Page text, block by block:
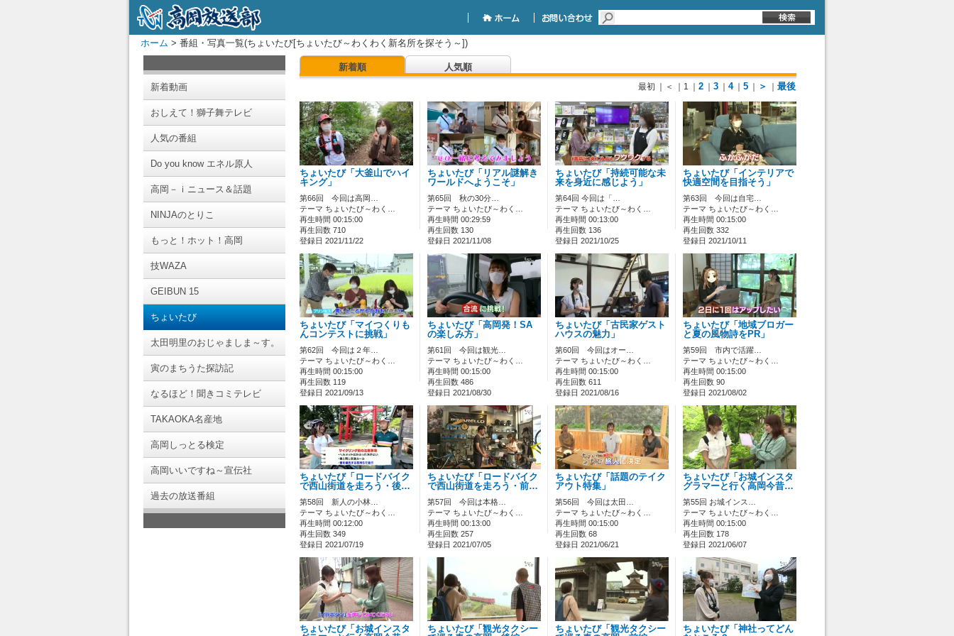
ホーム > 番組・写真一覧(ちょいたび[ちょいたび～わくわく新名所を探そう～])
新着動画
おしえて！獅子舞テレビ
人気の番組
Do you know エネル原人
高岡－ｉニュース＆話題
NINJAのとりこ
もっと！ホット！高岡
技WAZA
GEIBUN 15
ちょいたび
太田明里のおじゃましま～す。
寅のまちうた探訪記
なるほど！聞きコミテレビ
TAKAOKA名産地
高岡しっとる検定
高岡いいですね～宣伝社
過去の放送番組
新着順 人気順
最初 ｜＜ ｜1 2 3 4 5 ＞ 最後
ちょいたび「大釜山でハイ
キング」
第66回 今回は高岡…
テーマ ちょいたび～わく…
再生時間 00:15:00
再生回数 710
登録日 2021/11/22
ちょいたび「リアル謎解き
ワールドへようこそ」
第65回 秋の30分…
テーマ ちょいたび～わく…
再生時間 00:29:59
再生回数 130
登録日 2021/11/08
ちょいたび「持続可能な未
来を身近に感じよう」
第64回 今回は「…
テーマ ちょいたび～わく…
再生時間 00:13:00
再生回数 136
登録日 2021/10/25
ちょいたび「インテリアで
快適空間を目指そう」
第63回 今回は自宅…
テーマ ちょいたび～わく…
再生時間 00:15:00
再生回数 332
登録日 2021/10/11
ちょいたび「マイつくりも
んコンテストに挑戦」
第62回 今回は２年…
テーマ ちょいたび～わく…
再生時間 00:15:00
再生回数 119
登録日 2021/09/13
ちょいたび「高岡発！SA
の楽しみ方」
第61回 今回は観光…
テーマ ちょいたび～わく…
再生時間 00:15:00
再生回数 486
登録日 2021/08/30
ちょいたび「古民家ゲスト
ハウスの魅力」
第60回 今回はオー…
テーマ ちょいたび～わく…
再生時間 00:15:00
再生回数 611
登録日 2021/08/16
ちょいたび「地域ブロガー
と夏の風物詩をPR」
第59回 市内で活躍…
テーマ ちょいたび～わく…
再生時間 00:15:00
再生回数 90
登録日 2021/08/02
ちょいたび「ロードバイク
で西山街道を走ろう・後…
第58回 新人の小林…
テーマ ちょいたび～わく…
再生時間 00:12:00
再生回数 349
登録日 2021/07/19
ちょいたび「ロードバイク
で西山街道を走ろう・前…
第57回 今回は本格…
テーマ ちょいたび～わく…
再生時間 00:13:00
再生回数 257
登録日 2021/07/05
ちょいたび「話題のテイク
アウト特集」
第56回 今回は太田…
テーマ ちょいたび～わく…
再生時間 00:15:00
再生回数 68
登録日 2021/06/21
ちょいたび「お城インスタ
グラマーと行く高岡今昔…
第55回 お城インス…
テーマ ちょいたび～わく…
再生時間 00:15:00
再生回数 178
登録日 2021/06/07
ちょいたび「お城インスタ
ちょいたび「観光タクシー
ちょいたび「観光タクシー
ちょいたび「神社ってどん